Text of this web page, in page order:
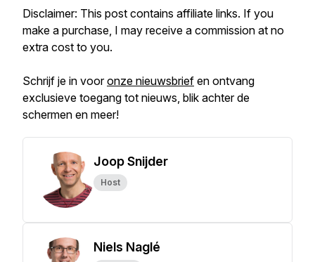
Disclaimer: This post contains affiliate links. If you
make a purchase, I may receive a commission at no
extra cost to you.
Schrijf je in vooronze nieuwsbrief en ontvang
exclusieve toegang tot nieuws, blik achter de
schermen en meer!
Joop Snijder
Host
Niels Naglé